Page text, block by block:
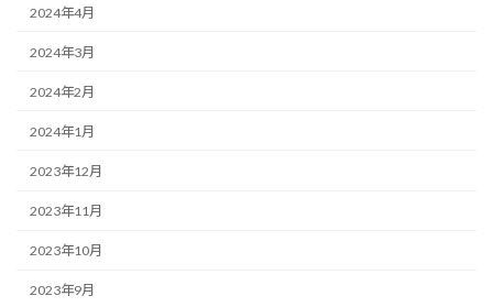
2024年4月
2024年3月
2024年2月
2024年1月
2023年12月
2023年11月
2023年10月
2023年9月